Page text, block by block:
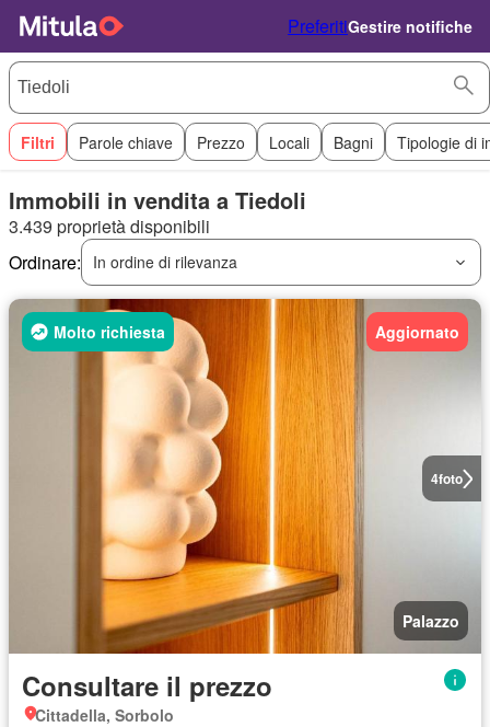
PreferitiGestire notifiche
Filtri Parole chiave Prezzo Locali Bagni Tipologie di
Immobili in vendita a Tiedoli
3.439 proprietà disponibili
Ordinare:
In ordine di rilevanza
4foto
Molto richiesta Aggiornato
Palazzo
Consultare il prezzo
Cittadella, Sorbolo